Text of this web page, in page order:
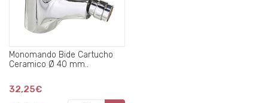
Monomando Bide Cartucho
Ceramico Ø 40 mm..
32,25€